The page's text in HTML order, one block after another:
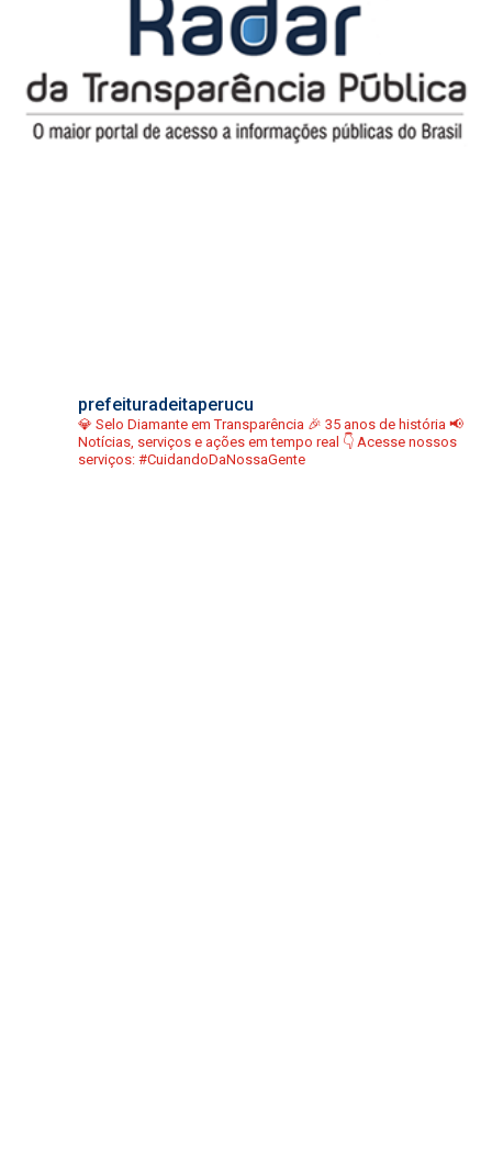
prefeituradeitaperucu
💎 Selo Diamante em Transparência 🎉 35 anos de história 📢
Notícias, serviços e ações em tempo real 👇 Acesse nossos
serviços: #CuidandoDaNossaGente